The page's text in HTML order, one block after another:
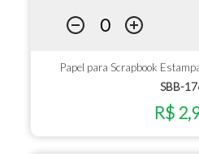
Papel para Scrapbook
SBB-
R$